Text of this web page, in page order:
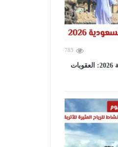
783
ضوابط زواج المسيار في السعودية 2026: العقوبات